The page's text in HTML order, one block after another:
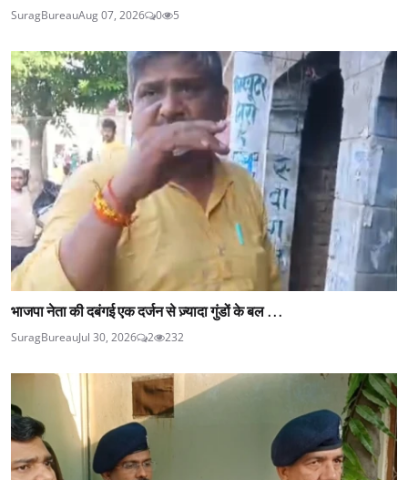
SuragBureauAug 07, 2026 0 5
भाजपा नेता की दबंगई एक दर्जन से ज़्यादा गुंडों के बल ...
SuragBureauJul 30, 2026 2 232